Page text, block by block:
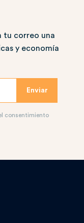
tu correo una
y economía
consentimiento